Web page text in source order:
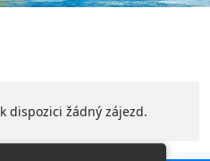
dispozici žádný zájezd.